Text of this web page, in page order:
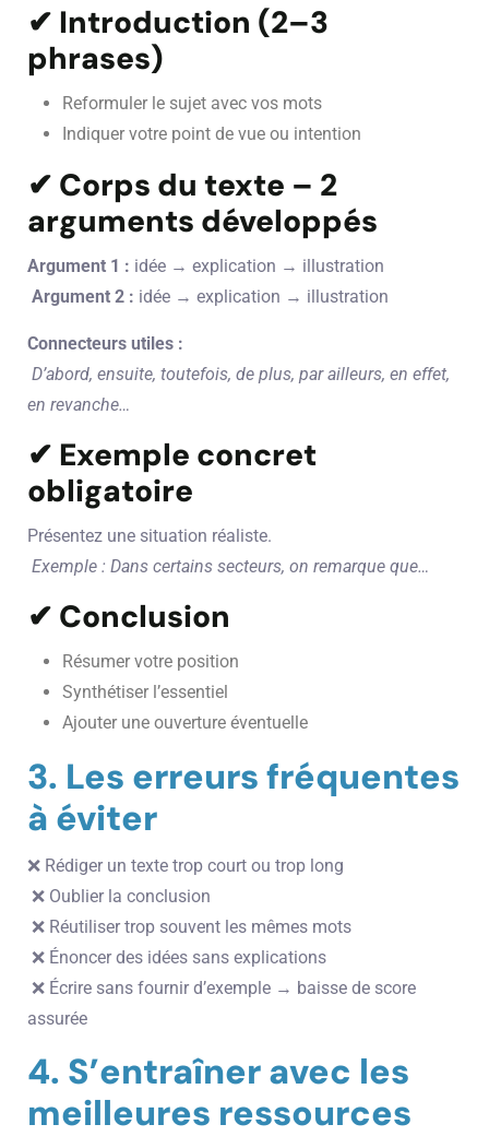
✔ Introduction (2–3
phrases)
Reformuler le sujet avec vos mots
Indiquer votre point de vue ou intention
✔ Corps du texte – 2
arguments développés
Argument 1 : idée → explication → illustration
Argument 2 : idée → explication → illustration
Connecteurs utiles :
D’abord, ensuite, toutefois, de plus, par ailleurs, en effet,
en revanche…
✔ Exemple concret
obligatoire
Présentez une situation réaliste.
Exemple : Dans certains secteurs, on remarque que…
✔ Conclusion
Résumer votre position
Synthétiser l’essentiel
Ajouter une ouverture éventuelle
3. Les erreurs fréquentes
à éviter
❌ Rédiger un texte trop court ou trop long
❌ Oublier la conclusion
❌ Réutiliser trop souvent les mêmes mots
❌ Énoncer des idées sans explications
❌ Écrire sans fournir d’exemple → baisse de score
assurée
4. S’entraîner avec les
meilleures ressources